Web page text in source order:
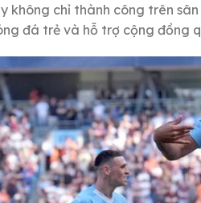
không chỉ thành công trên
đá trẻ và hỗ trợ cộng đồng